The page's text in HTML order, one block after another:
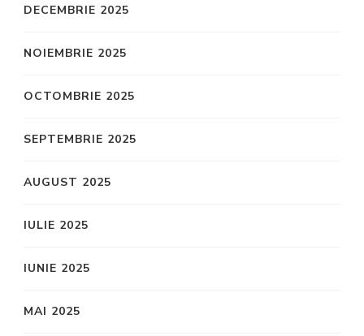
DECEMBRIE 2025
NOIEMBRIE 2025
OCTOMBRIE 2025
SEPTEMBRIE 2025
AUGUST 2025
IULIE 2025
IUNIE 2025
MAI 2025